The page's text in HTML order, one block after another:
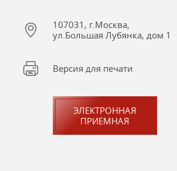
107031, г.Москва,
ул.Большая Лубянка, дом 1
Версия для печати
ЭЛЕКТРОННАЯ
ПРИЕМНАЯ